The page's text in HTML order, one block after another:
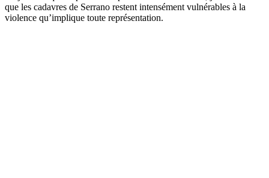
que les cadavres de Serrano restent intensément vulnérables à la
violence qu’implique toute représentation.